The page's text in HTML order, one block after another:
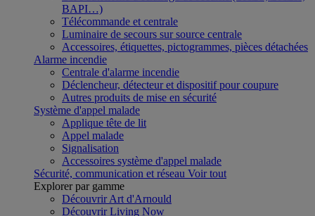
BAPI…)
Télécommande et centrale
Luminaire de secours sur source centrale
Accessoires, étiquettes, pictogrammes, pièces détachées
Alarme incendie
Centrale d'alarme incendie
Déclencheur, détecteur et dispositif pour coupure
Autres produits de mise en sécurité
Système d'appel malade
Applique tête de lit
Appel malade
Signalisation
Accessoires système d'appel malade
Sécurité, communication et réseau Voir tout
Explorer par gamme
Découvrir Art d'Arnould
Découvrir Living Now